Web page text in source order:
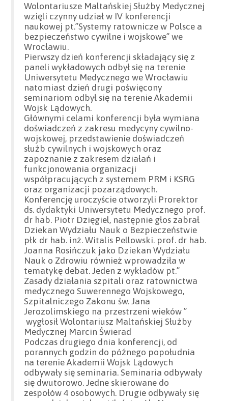
Wolontariusze Maltańskiej Służby Medycznej
wzięli czynny udział w IV konferencji
naukowej pt.”Systemy ratownicze w Polsce a
bezpieczeństwo cywilne i wojskowe” we
Wrocławiu.
Pierwszy dzień konferencji składający się z
paneli wykładowych odbył się na terenie
Uniwersytetu Medycznego we Wrocławiu
natomiast dzień drugi poświęcony
seminariom odbył się na terenie Akademii
Wojsk Lądowych.
Głównymi celami konferencji była wymiana
doświadczeń z zakresu medycyny cywilno-
wojskowej, przedstawienie doświadczeń
służb cywilnych i wojskowych oraz
zapoznanie z zakresem działań i
funkcjonowania organizacji
współpracujących z systemem PRM i KSRG
oraz organizacji pozarządowych.
Konferencję uroczyście otworzyli Prorektor
ds. dydaktyki Uniwersytetu Medycznego prof.
dr hab. Piotr Dzięgiel, następnie głos zabrał
Dziekan Wydziału Nauk o Bezpieczeństwie
płk dr hab. inż. Witalis Pellowski. prof. dr hab.
Joanna Rosińczuk jako Dziekan Wydziału
Nauk o Zdrowiu również wprowadziła w
tematykę debat. Jeden z wykładów pt.”
Zasady działania szpitali oraz ratownictwa
medycznego Suwerennego Wojskowego,
Szpitalniczego Zakonu św. Jana
Jerozolimskiego na przestrzeni wieków ”
wygłosił Wolontariusz Maltańskiej Służby
Medycznej Marcin Świerad
Podczas drugiego dnia konferencji, od
porannych godzin do późnego popołudnia
na terenie Akademii Wojsk Lądowych
odbywały się seminaria. Seminaria odbywały
się dwutorowo. Jedne skierowane do
zespołów 4 osobowych. Drugie odbywały się